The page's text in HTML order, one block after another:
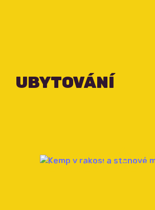
UBYTOVÁNÍ
KEMP V
STANOVÉ